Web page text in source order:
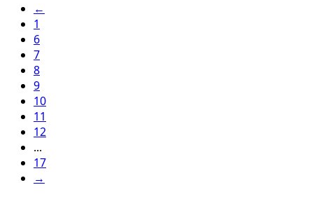
←
1
6
7
8
9
10
11
12
...
17
→